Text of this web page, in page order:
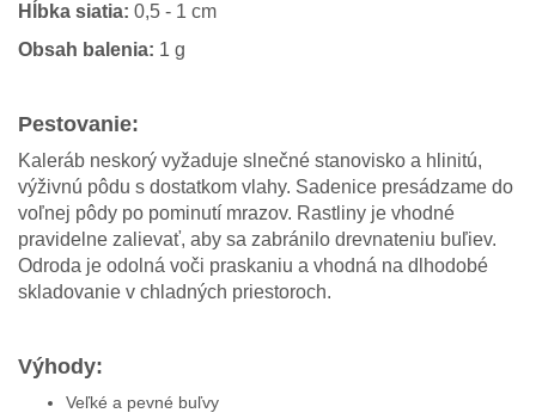
Hĺbka siatia: 0,5 - 1 cm
Obsah balenia: 1 g
Pestovanie:
Kaleráb neskorý vyžaduje slnečné stanovisko a hlinitú,
výživnú pôdu s dostatkom vlahy. Sadenice presádzame do
voľnej pôdy po pominutí mrazov. Rastliny je vhodné
pravidelne zalievať, aby sa zabránilo drevnateniu buľiev.
Odroda je odolná voči praskaniu a vhodná na dlhodobé
skladovanie v chladných priestoroch.
Výhody:
Veľké a pevné buľvy